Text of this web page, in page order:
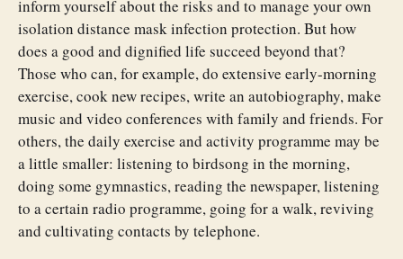
inform yourself about the risks and to manage your own
isolation distance mask infection protection. But how
does a good and dignified life succeed beyond that?
Those who can, for example, do extensive early-morning
exercise, cook new recipes, write an autobiography, make
music and video conferences with family and friends. For
others, the daily exercise and activity programme may be
a little smaller: listening to birdsong in the morning,
doing some gymnastics, reading the newspaper, listening
to a certain radio programme, going for a walk, reviving
and cultivating contacts by telephone.